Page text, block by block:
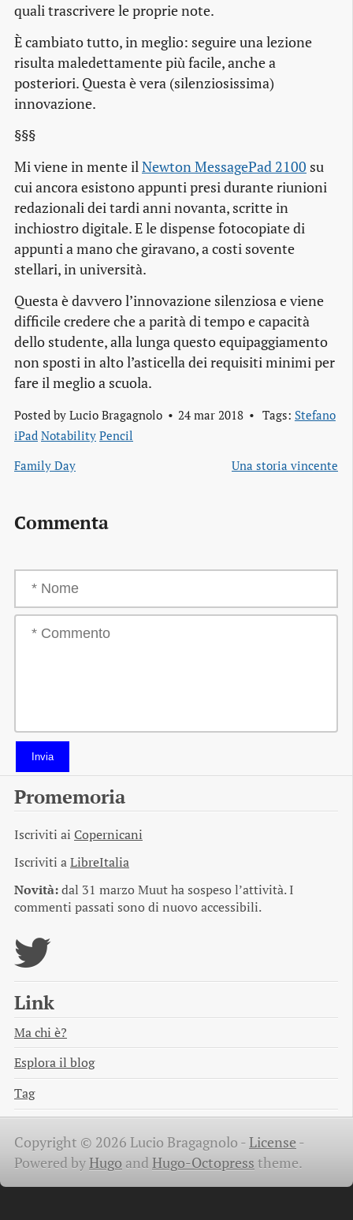
quali trascrivere le proprie note.
È cambiato tutto, in meglio: seguire una lezione
risulta maledettamente più facile, anche a
posteriori. Questa è vera (silenziosissima)
innovazione.
§§§
Mi viene in mente ilNewton MessagePad 2100 su
cui ancora esistono appunti presi durante riunioni
redazionali dei tardi anni novanta, scritte in
inchiostro digitale. E le dispense fotocopiate di
appunti a mano che giravano, a costi sovente
stellari, in università.
Questa è davvero l’innovazione silenziosa e viene
difficile credere che a parità di tempo e capacità
dello studente, alla lunga questo equipaggiamento
non sposti in alto l’asticella dei requisiti minimi per
fare il meglio a scuola.
Posted by Lucio Bragagnolo 24 mar 2018 Tags: Stefano
iPad Notability Pencil
Family Day
Una storia vincente
Commenta
Invia
Promemoria
Iscriviti ai Copernicani
Iscriviti aLibreItalia
Novità:dal 31 marzo Muut ha sospeso l’attività. I
commenti passati sono di nuovo accessibili.
Link
Ma chi è?
Esplora il blog
Tag
Copyright © 2026 Lucio Bragagnolo -License -
Powered byHugo and Hugo-Octopress theme.